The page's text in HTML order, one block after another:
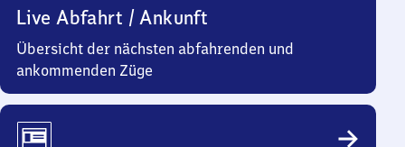
Live Abfahrt / Ankunft
Übersicht der nächsten abfahrenden und
ankommenden Züge